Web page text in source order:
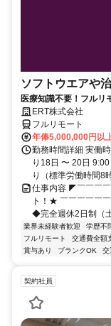
ソフトウエアや
医療知識不要！フル
ERT株式会社
フルリモート
年俸5,000,000円以
勤務時間詳細 実働
り18日 〜 20日
り（標準労働時間8
仕事内容 ◤￣￣￣
ト！★ ￣￣￣￣￣
◆完全週休2日制（
業界未経験者歓迎 学歴不
フルリモート
交通費全額
賞与あり
ブランクOK 交
契約社員